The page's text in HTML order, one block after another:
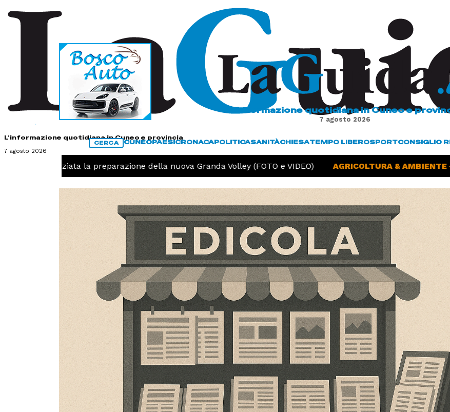
L'informazione quotidiana in Cuneo e provincia
7 agosto 2026
L'informazione quotidiana in Cuneo e
7 agosto 2026
CERCA CUNEOPAESICRONACAPOLITICASANITÀCHIESATEMPO LIBEROSPORTCONSIGLIO
iniziata la preparazione della nuova Granda Volley (FOTO e VIDEO) AGRICOLTURA & AMBIENTE -